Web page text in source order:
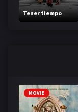
Tener tiempo
MOVIE